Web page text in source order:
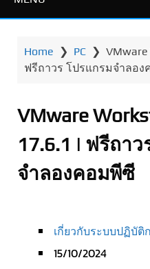
Home ❯ PC ❯ VMware
ฟรีถาวร โปรแกรมจำลอ
VMware
17.6.1 | ฟรีถา
จำลองคอมพีซี
เกี่ยวกับระบบปฏิบัติ
15/10/2024